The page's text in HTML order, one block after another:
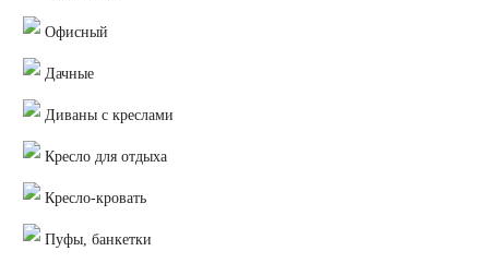
Офисный
Дачные
Диваны с креслами
Кресло для отдыха
Кресло-кровать
Пуфы, банкетки